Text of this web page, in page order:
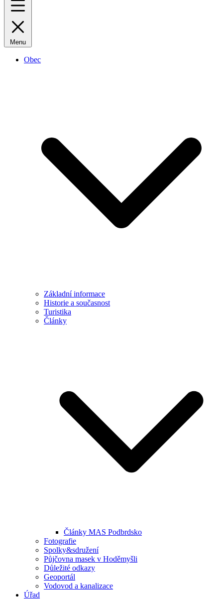
Menu
Obec
Základní informace
Historie a současnost
Turistika
Články
Články MAS Podbrdsko
Fotografie
Spolky&sdružení
Půjčovna masek v Hoděmyšli
Důležité odkazy
Geoportál
Vodovod a kanalizace
Úřad